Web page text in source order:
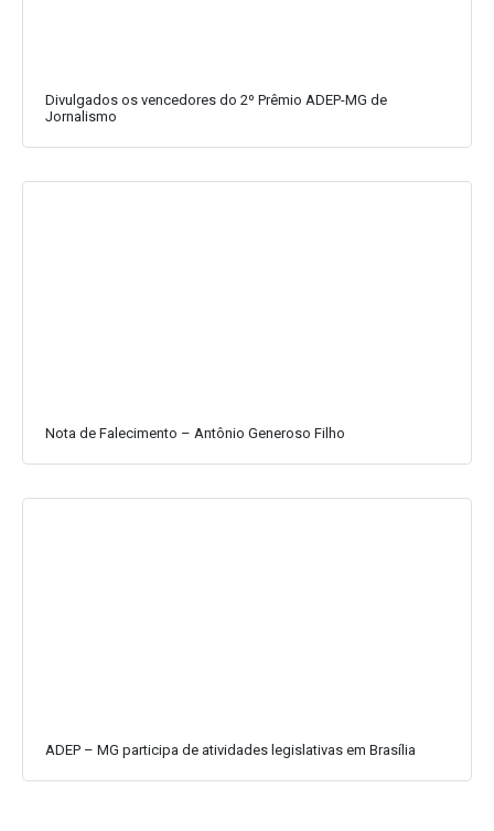
Divulgados os vencedores do 2º Prêmio ADEP-MG de
Jornalismo
Nota de Falecimento – Antônio Generoso Filho
ADEP – MG participa de atividades legislativas em Brasília